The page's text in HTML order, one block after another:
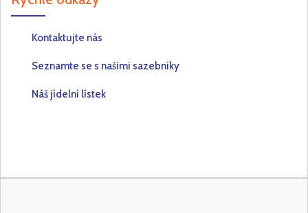
Kontaktujte nás
Seznamte se s našimi sazebníky
Náš jídelní lístek